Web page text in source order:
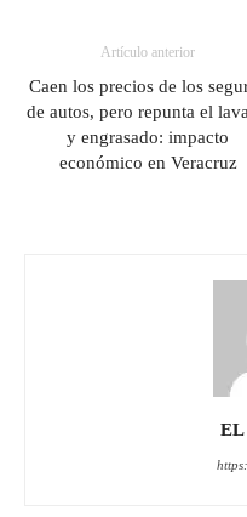
Artículo anterior
Caen los precios de los
de autos, pero repunta el
y engrasado: impacto
económico en Veracruz
EL